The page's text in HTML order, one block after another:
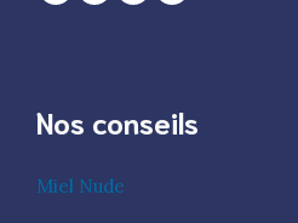
Nos conseils
Miel Nude